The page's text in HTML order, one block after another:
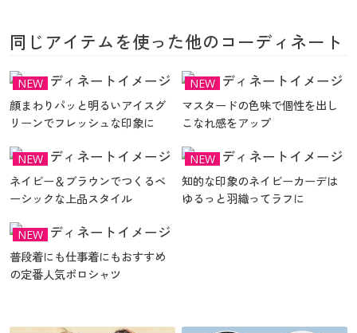
同じアイテムを使った他のコーディネート
NEW
顔まわりパッと明るいアイスグ
リーンでフレッシュな印象に
NEW
マスタードの色味で個性を出し
こなれ感をアップ
NEW
ネイビー＆ブラウンでつくるベ
ーシックな上品スタイル
NEW
知的な印象のネイビーカーデは
ゆるっと羽織ってラフに
NEW
普段着にも仕事着にもおすすめ
の定番人気ポロシャツ